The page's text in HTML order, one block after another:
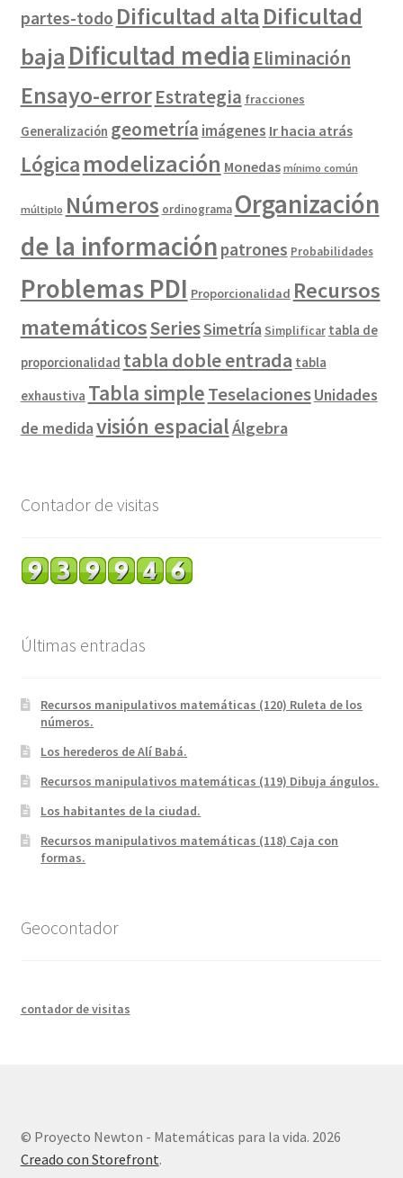
partes-todo Dificultad alta Dificultad
baja Dificultad media Eliminación
Ensayo-errorEstrategia fracciones
Generalización geometría imágenes Ir hacia atrás
Lógica modelización Monedas mínimo común
múltiplo Números ordinograma Organización
de la información patrones Probabilidades
Problemas PDI Proporcionalidad Recursos
matemáticosSeriesSimetría Simplificar tabla de
proporcionalidad tabla doble entrada tabla
exhaustiva Tabla simpleTeselacionesUnidades
de medidavisión espacialÁlgebra
Contador de visitas
Últimas entradas
Recursos manipulativos matemáticas (120) Ruleta de los
números.
Los herederos de Alí Babá.
Recursos manipulativos matemáticas (119) Dibuja ángulos.
Los habitantes de la ciudad.
Recursos manipulativos matemáticas (118) Caja con
formas.
Geocontador
contador de visitas
© Proyecto Newton - Matemáticas para la vida. 2026
Creado con Storefront.